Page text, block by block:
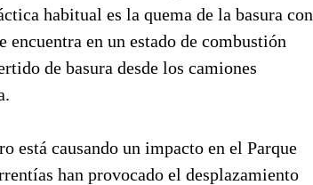
habitual es la quema de la basura con
en un estado de combustión
de basura desde los camiones
está causando un impacto en el Parque
han provocado el desplazamiento